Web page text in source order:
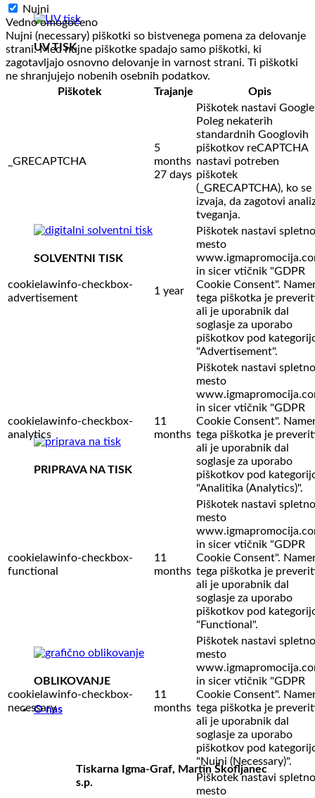
UV TISK
SOLVENTNI TISK
PRIPRAVA NA TISK
OBLIKOVANJE
O nas
Tiskarna Igma-Graf, Martin Škofljanec
s.p.
Nujni
Vedno omogočeno
Nujni (necessary) piškotki so bistvenega pomena za delovanje
strani. Med nujne piškotke spadajo samo piškotki, ki
zagotavljajo osnovno delovanje in varnost strani. Ti piškotki
ne shranjujejo nobenih osebnih podatkov.
Piškotek
Trajanje Opis
_GRECAPTCHA
5
months
27 days
Piškotek nastavi
Poleg nekaterih
standardnih Googlovih
piškotkov reCAPTCHA
nastavi potreben
piškotek
(_GRECAPTCHA), ko se
izvaja, da zagotovi
tveganja.
cookielawinfo-checkbox-
advertisement
1 year
Piškotek nastavi spletno
mesto
in sicer vtičnik "GDPR
Cookie Consent".
tega piškotka je
ali je uporabnik dal
soglasje za uporabo
piškotkov pod
"Advertisement".
cookielawinfo-checkbox-
analytics
11
months
Piškotek nastavi spletno
mesto
in sicer vtičnik "GDPR
Cookie Consent".
tega piškotka je
ali je uporabnik dal
soglasje za uporabo
piškotkov pod
"Analitika (Analytics)".
cookielawinfo-checkbox-
functional
11
months
Piškotek nastavi spletno
mesto
in sicer vtičnik "GDPR
Cookie Consent".
tega piškotka je
ali je uporabnik dal
soglasje za uporabo
piškotkov pod
"Functional".
cookielawinfo-checkbox-
necessary
11
months
Piškotek nastavi spletno
mesto
in sicer vtičnik "GDPR
Cookie Consent".
tega piškotka je
ali je uporabnik dal
soglasje za uporabo
piškotkov pod
"Nujni (Necessary)".
Piškotek nastavi spletno
mesto